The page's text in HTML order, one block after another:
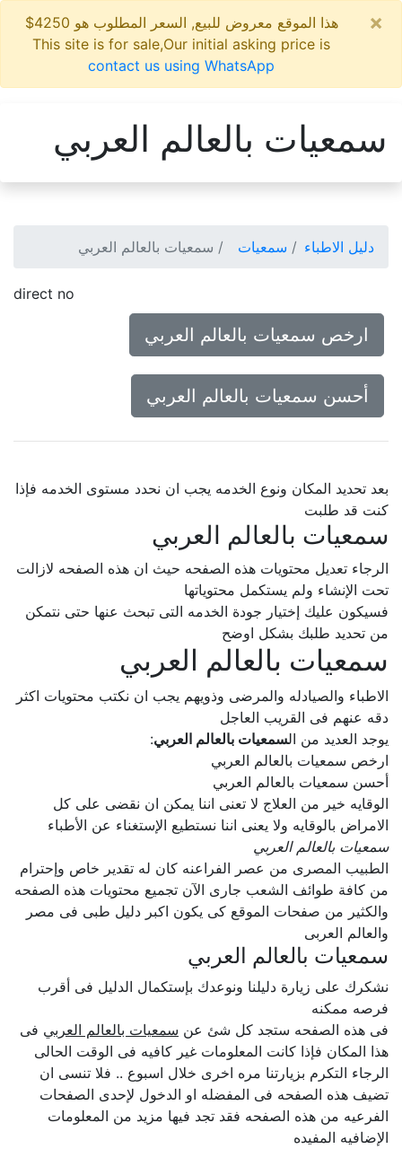
هذا الموقع معروض للبيع, السعر المطلوب هو 4250$
This site is for sale,Our initial asking price is
contact us using WhatsApp
سمعيات بالعالم العربي
دليل الاطباء سمعيات سمعيات بالعالم العربي
direct no
ارخص سمعيات بالعالم العربي
أحسن سمعيات بالعالم العربي
بعد تحديد المكان ونوع الخدمه يجب ان نحدد مستوى الخدمه فإذا
كنت قد طلبت
سمعيات بالعالم العربي
الرجاء تعديل محتويات هذه الصفحه حيث ان هذه الصفحه لازالت
تحت الإنشاء ولم يستكمل محتوياتها
فسيكون عليك إختيار جودة الخدمه التى تبحث عنها حتى نتمكن
من تحديد طلبك بشكل اوضح
سمعيات بالعالم العربي
الاطباء والصيادله والمرضى وذويهم يجب ان نكتب محتويات اكثر
دقه عنهم فى القريب العاجل
يوجد العديد من ال سمعيات بالعالم العربي:
ارخص سمعيات بالعالم العربي
أحسن سمعيات بالعالم العربي
الوقايه خير من العلاج لا تعنى اننا يمكن ان نقضى على كل
الامراض بالوقايه ولا يعنى اننا نستطيع الإستغناء عن الأطباء
سمعيات بالعالم العربي
الطبيب المصرى من عصر الفراعنه كان له تقدير خاص وإحترام
من كافة طوائف الشعب جارى الآن تجميع محتويات هذه الصفحه
والكثير من صفحات الموقع كى يكون اكبر دليل طبى فى مصر
والعالم العربى
سمعيات بالعالم العربي
نشكرك على زيارة دليلنا ونوعدك بإستكمال الدليل فى أقرب
فرصه ممكنه
فى هذه الصفحه ستجد كل شئ عنسمعيات بالعالم العربيفى
هذا المكان فإذا كانت المعلومات غير كافيه فى الوقت الحالى
الرجاء التكرم بزيارتنا مره اخرى خلال اسبوع .. فلا تنسى ان
تضيف هذه الصفحه فى المفضله او الدخول لإحدى الصفحات
الفرعيه من هذه الصفحه فقد تجد فيها مزيد من المعلومات
الإضافيه المفيده